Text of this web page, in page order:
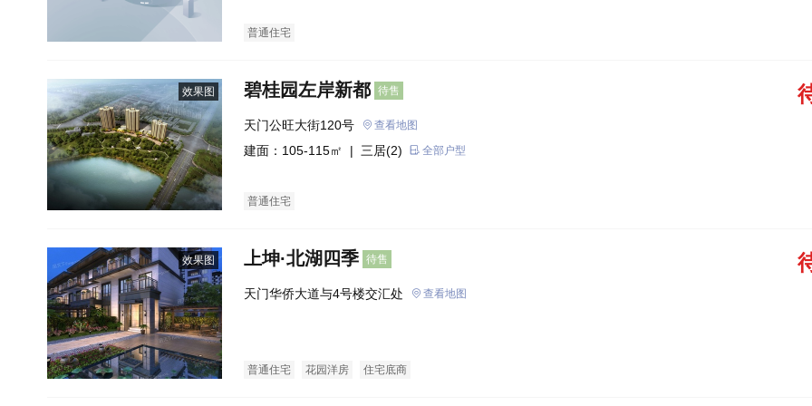
普通住宅
效果图 碧桂园左岸新都 待售
天门公旺大街120号 查看地图
建面：105-115㎡ | 三居(2) 全部户型
普通住宅
效果图 上坤·北湖四季 待售
天门华侨大道与4号楼交汇处 查看地图
普通住宅 花园洋房 住宅底商